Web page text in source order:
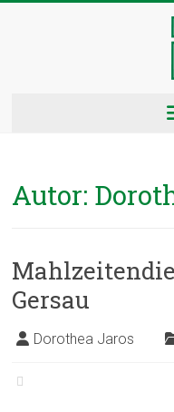
Provinz
Herzlich
Willkommen
den
Schwestern
Autor:
Gersau
Dorothea Jaros